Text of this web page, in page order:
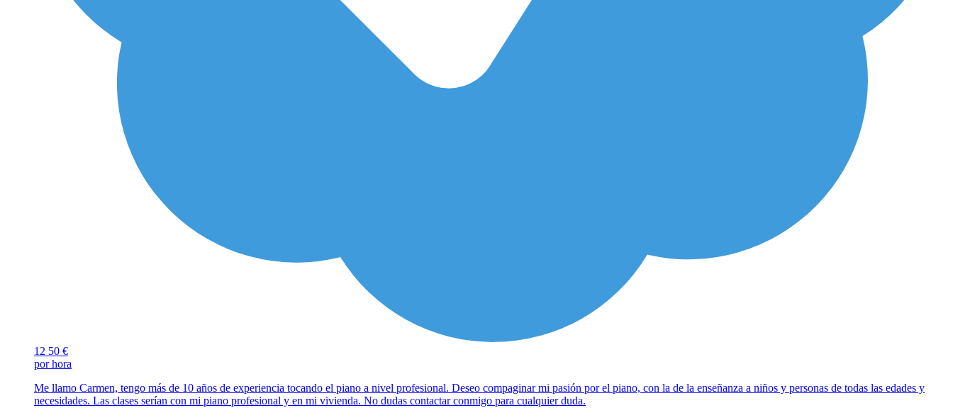
12 50 €
por hora
Me llamo Carmen, tengo más de 10 años de experiencia tocando el piano a nivel profesional. Deseo compaginar mi pasión por el piano, con la de la enseñanza a niños y personas de todas las edades y
necesidades. Las clases serían con mi piano profesional y en mi vivienda. No dudas contactar conmigo para cualquier duda.